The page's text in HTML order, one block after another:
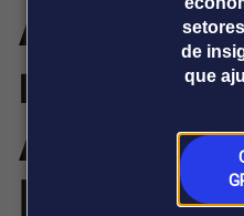
de
que
Broadcast
Armen
Forbes